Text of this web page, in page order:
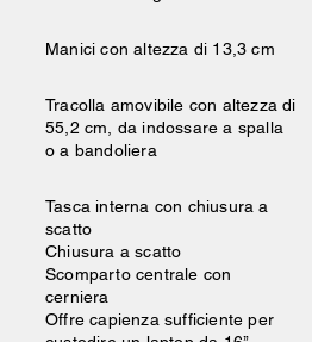
Manici con altezza di 13,3 cm
Tracolla amovibile con altezza di
55,2 cm, da indossare a spalla
o a bandoliera
Tasca interna con chiusura a
scatto
Chiusura a scatto
Scomparto centrale con
cerniera
Offre capienza sufficiente per